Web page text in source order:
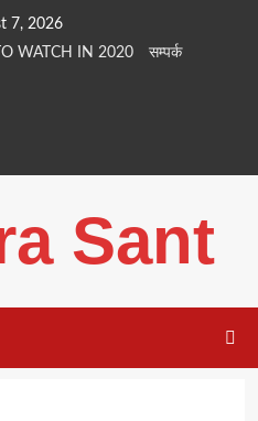
7, 2026
WATCH IN 2020 सम्पर्क
Sant